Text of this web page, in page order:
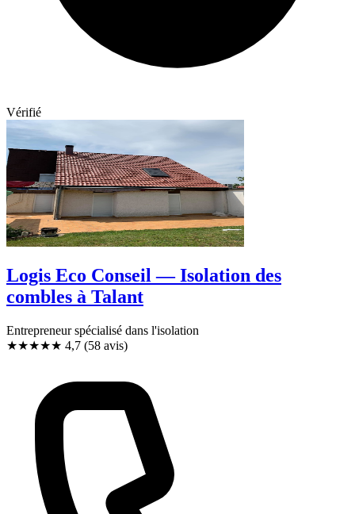
Vérifié
Logis Eco Conseil — Isolation des
combles à Talant
Entrepreneur spécialisé dans l'isolation
★★★★★ 4,7 (58 avis)